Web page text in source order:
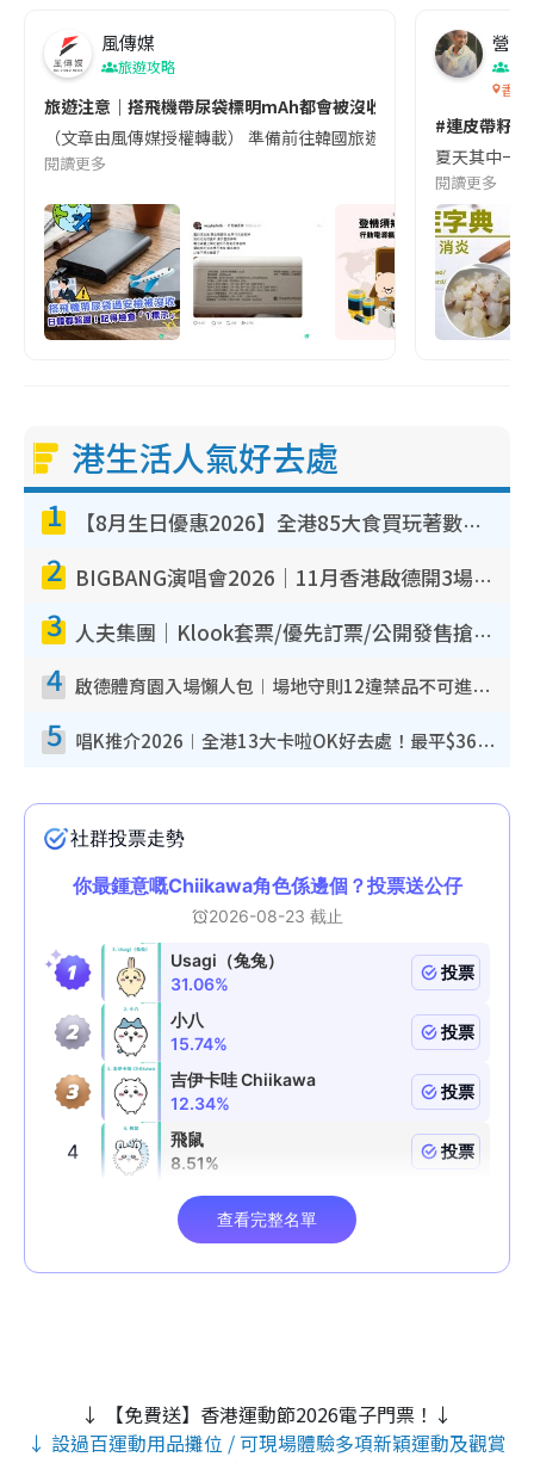
風傳媒
旅遊攻略
旅遊注意｜搭飛機帶尿袋標明mAh都會被沒收😱出發前切記檢查
（文章由風傳媒授權轉載） 準備前往韓國旅遊的民眾，近期要
閱讀更多
營養
香港
#連皮帶籽
夏天其中一
閱讀更多
港生活人氣好去處
1 【8月生日優惠2026】全港85大食買玩著數攻略 自助餐/火鍋放題同行免費＋誠品/DONKI送現金券
2 BIGBANG演唱會2026｜11月香港啟德開3場！實名制VIP申請、優先購票攻略
3 人夫集團｜Klook套票/優先訂票/公開發售搶飛攻略！附票價.購票連結.場地座位表
4 啟德體育園入場懶人包︱場地守則12違禁品不可進場准帶細水樽但全場禁樽蓋！應援牌有限制！
5 唱K推介2026︱全港13大卡啦OK好去處！最平$36起 日文K都有！(附地址+收費詳情)
↓ 【免費送】香港運動節2026電子門票！↓
↓ 設過百運動用品攤位 / 可現場體驗多項新穎運動及觀賞